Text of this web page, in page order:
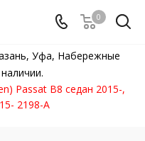
0
Уфа, Набережные
Passat B8 седан 2015-,
2198-A